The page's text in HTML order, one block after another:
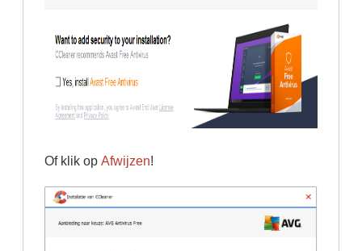
Of klik op Afwijzen!